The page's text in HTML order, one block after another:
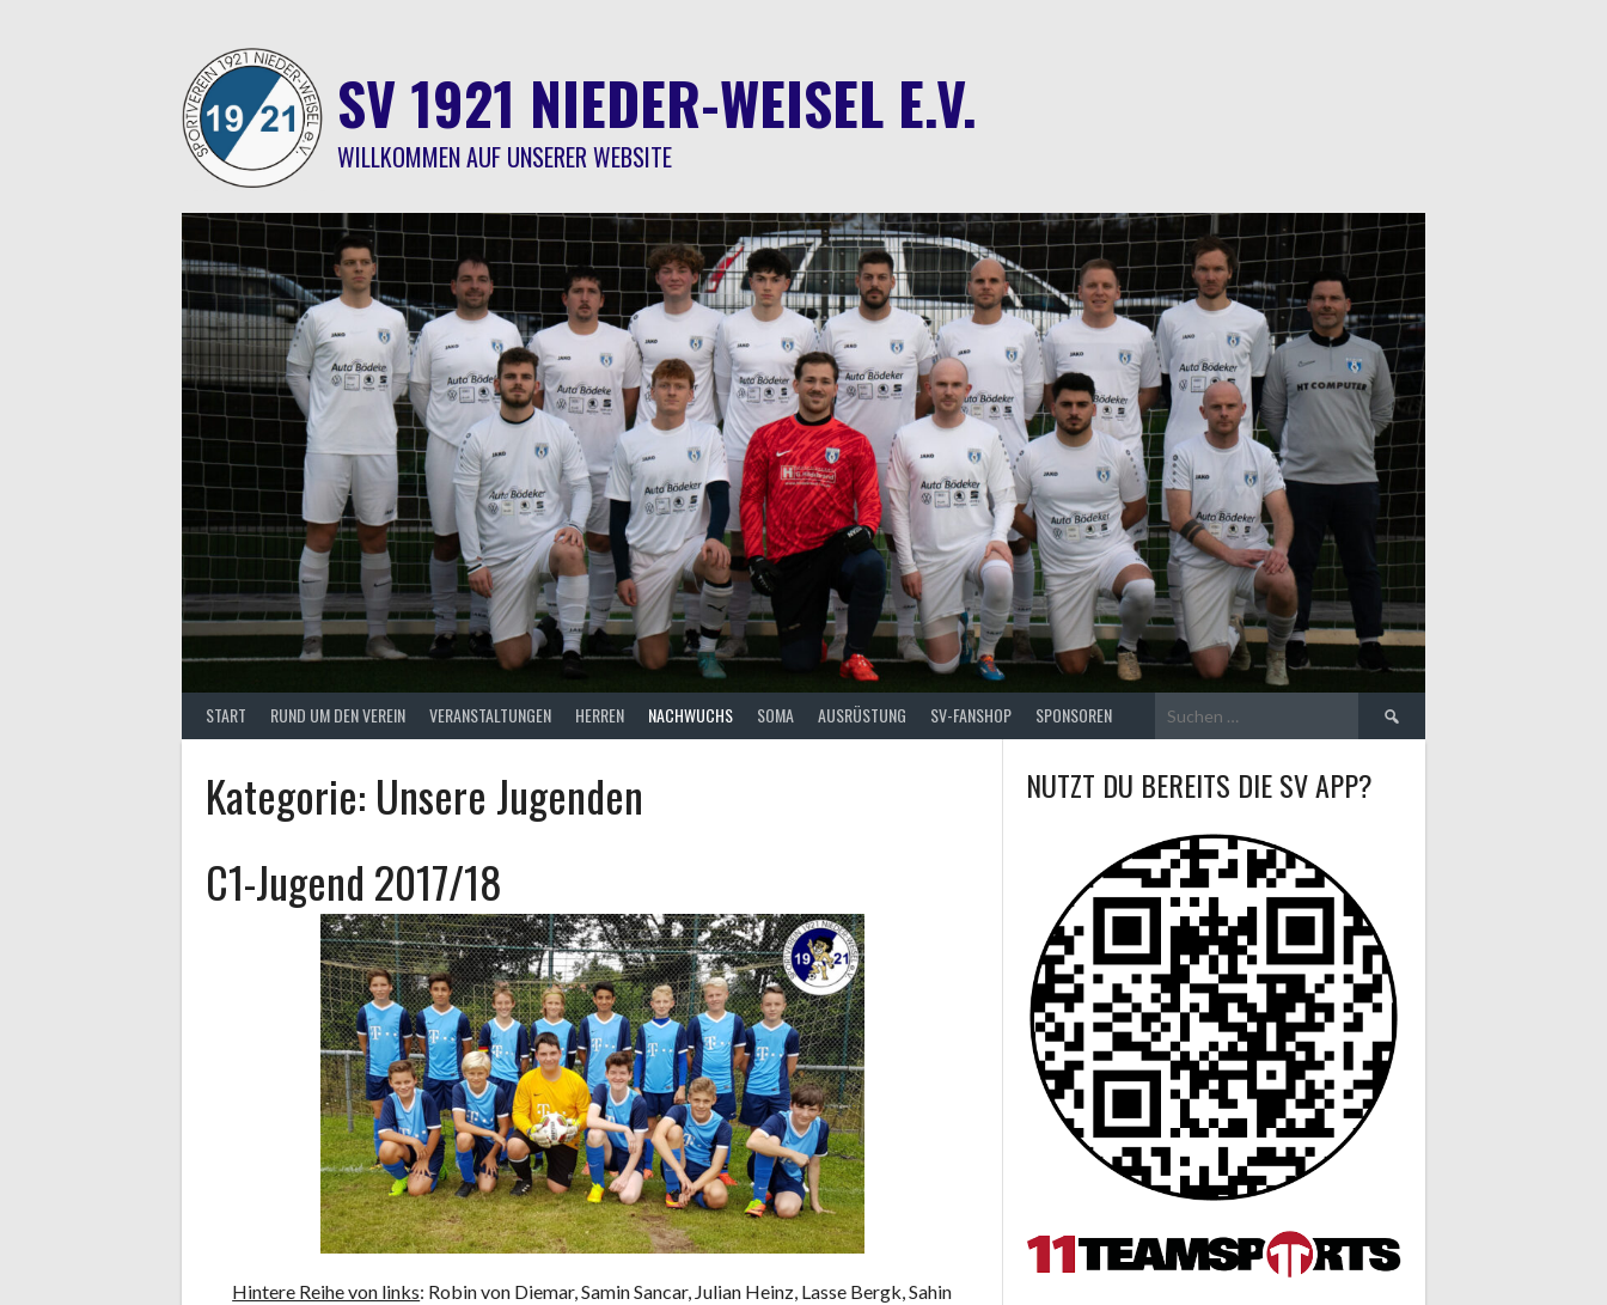
SV 1921 NIEDER-WEISEL E.V.
WILLKOMMEN AUF UNSERER WEBSITE
START RUND UM DEN VEREIN VERANSTALTUNGEN HERREN NACHWUCHS SOMA AUSRÜSTUNG SV-FANSHOP SPONSOREN
Suchen
Kategorie: Unsere Jugenden
C1-Jugend 2017/18
Hintere Reihe von links: Robin von Diemar, Samin Sancar, Julian Heinz, Lasse Bergk, Sahin
NUTZT DU BEREITS DIE SV APP?